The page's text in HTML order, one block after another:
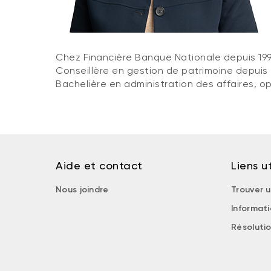
Chez Financière Banque Nationale depuis
Conseillère en gestion de patrimoine depuis
Bachelière en administration des affaires,
Aide et contact
Nous joindre
Liens
Trouver